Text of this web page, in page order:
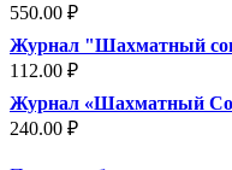
550.00 ₽
Журнал "Шахматный
112.00 ₽
Журнал «Шахматный
240.00 ₽